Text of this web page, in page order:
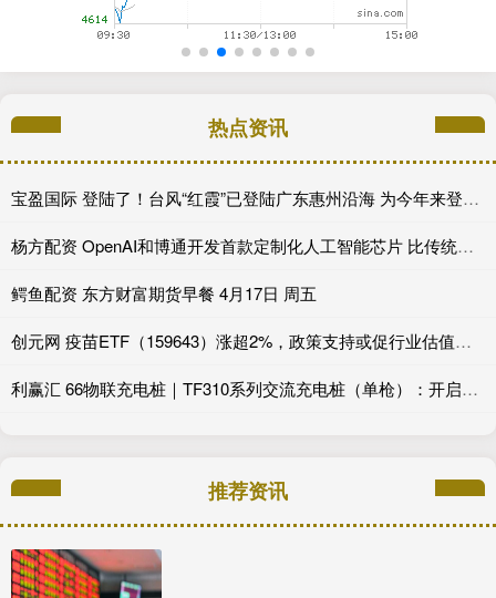
热点资讯
宝盈国际 登陆了！台风“红霞”已登陆广东惠州沿海 为今年来登陆我国最强台风
杨方配资 OpenAI和博通开发首款定制化人工智能芯片 比传统GPU节省约50%成本
鳄鱼配资 东方财富期货早餐 4月17日 周五
创元网 疫苗ETF（159643）涨超2%，政策支持或促行业估值修复_指数_企业_投资
利赢汇 66物联充电桩｜TF310系列交流充电桩（单枪）：开启智能充电时代_用户_车辆_效率
推荐资讯